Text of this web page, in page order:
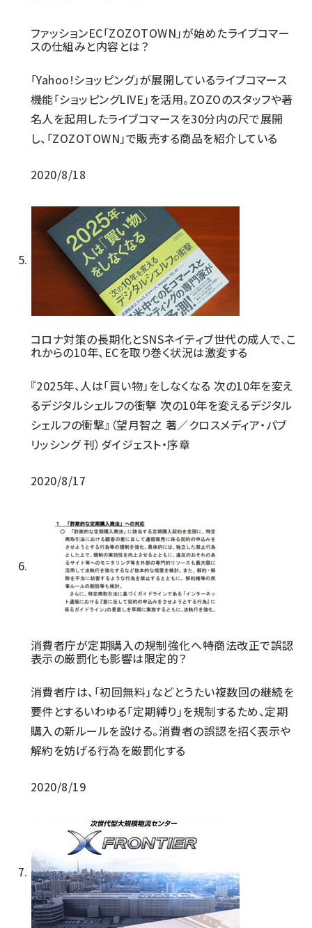
ファッションEC「ZOZOTOWN」が始めたライブコマー
スの仕組みと内容とは？
「Yahoo!ショッピング」が展開しているライブコマース
機能「ショッピングLIVE」を活用。ZOZOのスタッフや著
名人を起用したライブコマースを30分内の尺で展開
し、「ZOZOTOWN」で販売する商品を紹介している
2020/8/18
コロナ対策の長期化とSNSネイティブ世代の成人で、こ
れからの10年、ECを取り巻く状況は激変する
『2025年、人は「買い物」をしなくなる 次の10年を変え
るデジタルシェルフの衝撃 次の10年を変えるデジタル
シェルフの衝撃』（望月智之 著／クロスメディア・パブ
リッシング 刊）ダイジェスト・序章
2020/8/17
消費者庁が定期購入の規制強化へ――特商法改正で誤認
表示の厳罰化も影響は限定的？
消費者庁は、「初回無料」などとうたい複数回の継続を
要件とするいわゆる「定期縛り」を規制するため、定期
購入の新ルールを設ける。消費者の誤認を招く表示や
解約を妨げる行為を厳罰化する
2020/8/19